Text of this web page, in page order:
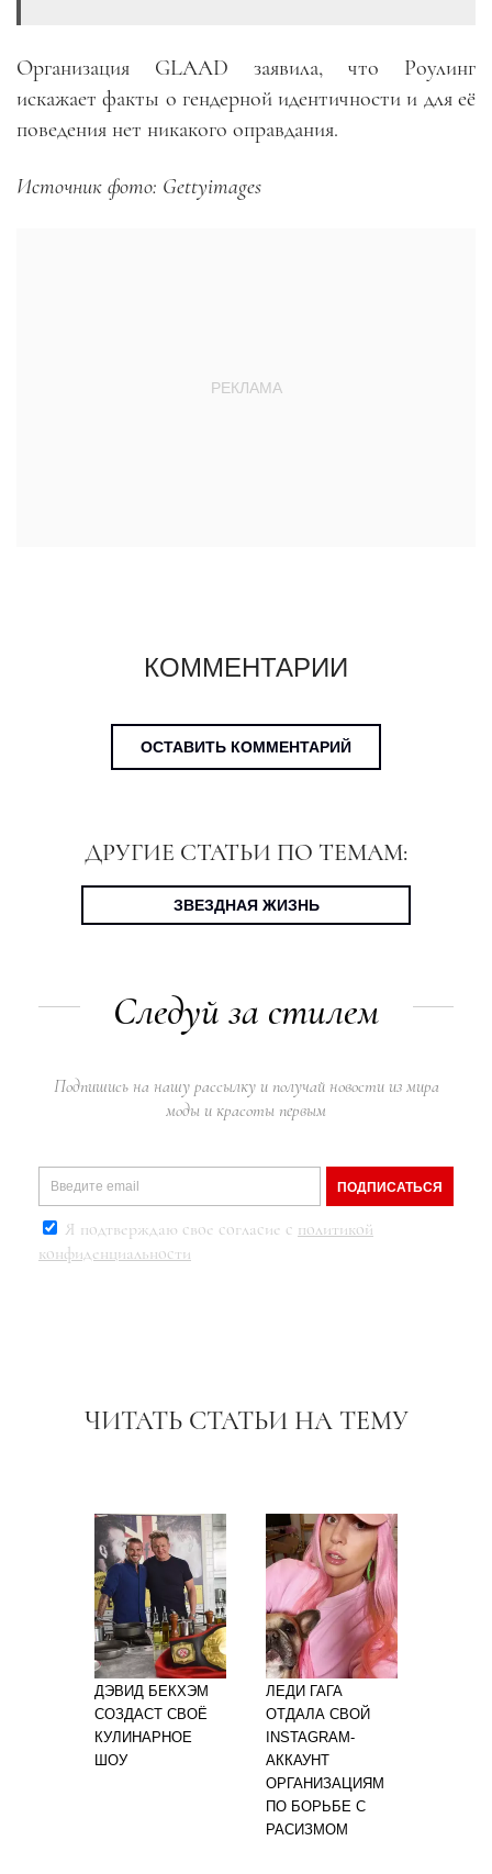
Организация GLAAD заявила, что Роулинг
искажает факты о гендерной идентичности и для её
поведения нет никакого оправдания.
Источник фото: Gettyimages
КОММЕНТАРИИ
ОСТАВИТЬ КОММЕНТАРИЙ
ДРУГИЕ СТАТЬИ ПО ТЕМАМ:
ЗВЕЗДНАЯ ЖИЗНЬ
Следуй за стилем
Подпишись на нашу рассылку и получай новости из мира
моды и красоты первым
ПОДПИСАТЬСЯ
Я подтверждаю свое согласие с политикой
конфиденциальности
ЧИТАТЬ СТАТЬИ НА ТЕМУ
ДЭВИД БЕКХЭМ
СОЗДАСТ СВОЁ
КУЛИНАРНОЕ
ШОУ
ЛЕДИ ГАГА
ОТДАЛА СВОЙ
INSTAGRAM-
АККАУНТ
ОРГАНИЗАЦИЯМ
ПО БОРЬБЕ С
РАСИЗМОМ